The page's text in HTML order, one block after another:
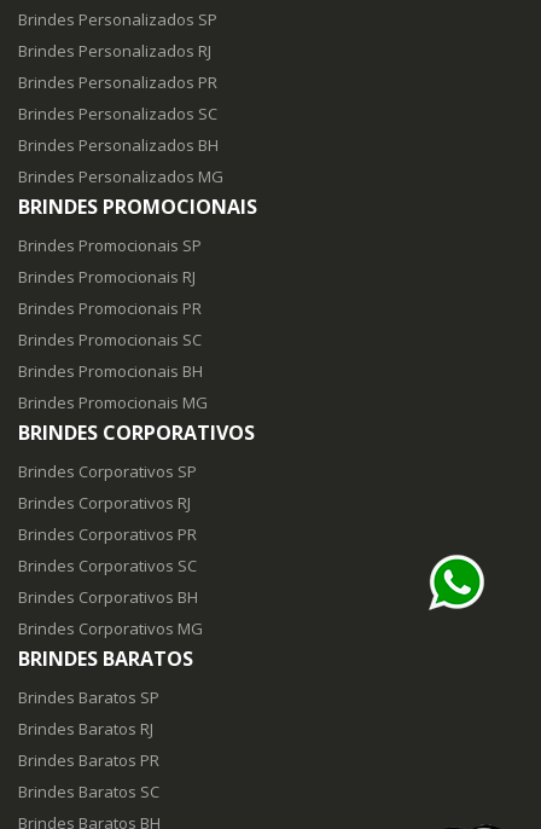
Brindes Personalizados SP
Brindes Personalizados RJ
Brindes Personalizados PR
Brindes Personalizados SC
Brindes Personalizados BH
Brindes Personalizados MG
BRINDES PROMOCIONAIS
Brindes Promocionais SP
Brindes Promocionais RJ
Brindes Promocionais PR
Brindes Promocionais SC
Brindes Promocionais BH
Brindes Promocionais MG
BRINDES CORPORATIVOS
Brindes Corporativos SP
Brindes Corporativos RJ
Brindes Corporativos PR
Brindes Corporativos SC
Brindes Corporativos BH
Brindes Corporativos MG
BRINDES BARATOS
Brindes Baratos SP
Brindes Baratos RJ
Brindes Baratos PR
Brindes Baratos SC
Brindes Baratos BH